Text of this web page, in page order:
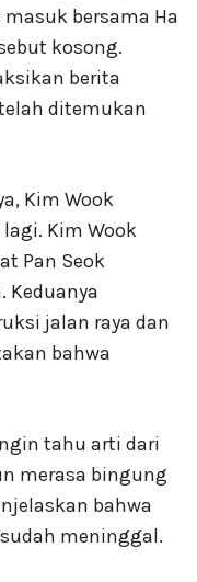
bersama Ha
kosong.
berita
ditemukan
Kim Wook
Kim Wook
Pan Seok
Keduanya
jalan raya dan
bahwa
tahu arti dari
merasa bingung
bahwa
meninggal.